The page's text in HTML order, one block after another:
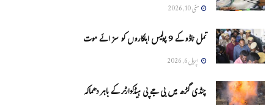
مئی 10, 2026
تمل ناڈو کے 9 پولیس اہلکاروں کو سزائے موت
اپریل 6, 2026
چنڈی گڑھ میں بی جے پی ہیڈکوارٹر کے باہر دھماکہ